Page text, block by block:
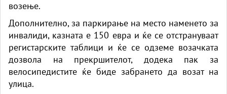
возење.
Дополнително, за паркирање на место наменето за
инвалиди, казната е 150 евра и ќе се отстрануваат
регистарските таблици и ќе се одземе возачката
дозвола на прекршителот, додека пак за
велосипедистите ќе биде забрането да возат на
улица.